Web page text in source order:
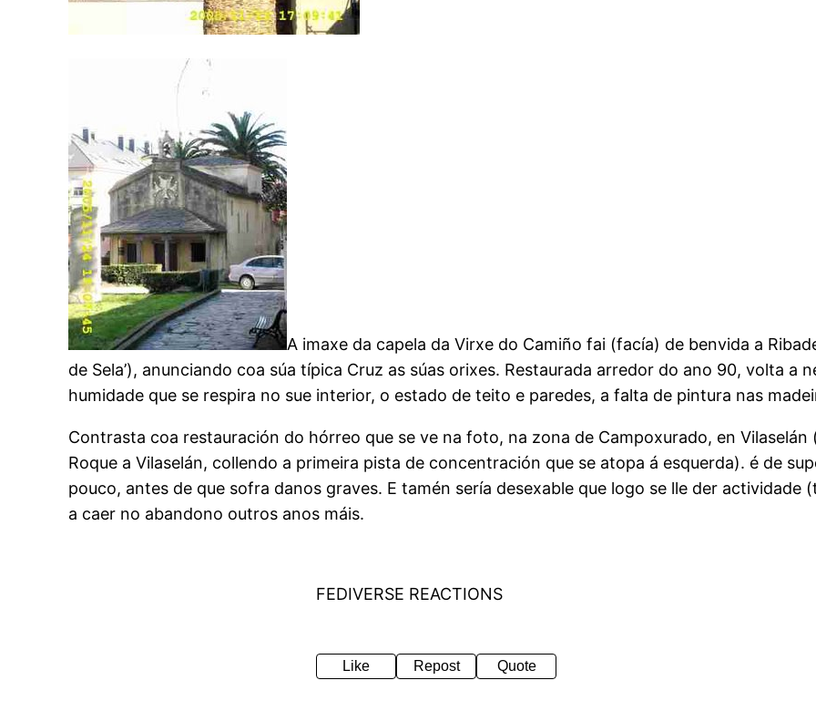
A imaxe da capela da Virxe do Camiño fai (facía) de benvida a
de Sela’), anunciando coa súa típica Cruz as súas orixes. Restaurada arredor do ano 90, volta a
humidade que se respira no sue interior, o estado de teito e paredes, a falta de pintura nas
Contrasta coa restauración do hórreo que se ve na foto, na zona de Campoxurado, en Vilaselán
Roque a Vilaselán, collendo a primeira pista de concentración que se atopa á esquerda). é de
pouco, antes de que sofra danos graves. E tamén sería desexable que logo se lle der
a caer no abandono outros anos máis.
FEDIVERSE REACTIONS
Like Repost Quote